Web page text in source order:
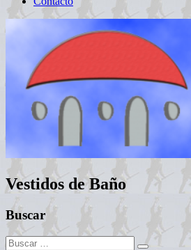
Vestidos de Baño
Buscar
Buscar: